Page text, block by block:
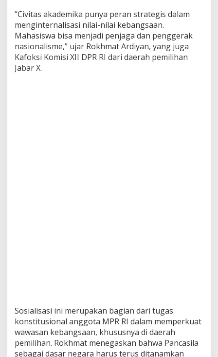
“Civitas akademika punya peran strategis dalam
menginternalisasi nilai-nilai kebangsaan.
Mahasiswa bisa menjadi penjaga dan penggerak
nasionalisme,” ujar Rokhmat Ardiyan, yang juga
Kafoksi Komisi XII DPR RI dari daerah pemilihan
Jabar X.
Sosialisasi ini merupakan bagian dari tugas
konstitusional anggota MPR RI dalam memperkuat
wawasan kebangsaan, khususnya di daerah
pemilihan. Rokhmat menegaskan bahwa Pancasila
sebagai dasar negara harus terus ditanamkan